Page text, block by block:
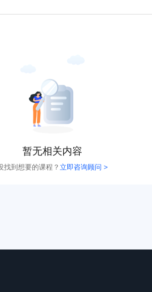
暂无相关内容
找到想要的课程？ 立即咨询顾问 >